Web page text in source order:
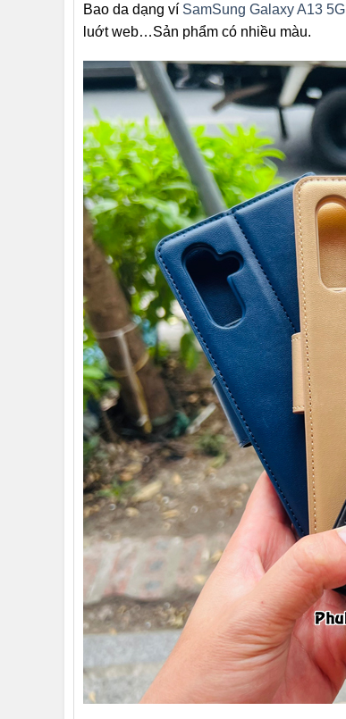
Bao da dạng ví SamSung Galaxy A13 5G
luớt web…Sản phẩm có nhiều màu.